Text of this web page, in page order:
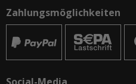
Zahlungsmöglichkeiten